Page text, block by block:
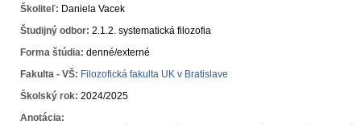
Školiteľ: Daniela Vacek
Študijný odbor: 2.1.2. systematická filozofia
Forma štúdia: denné/externé
Fakulta - VŠ: Filozofická fakulta UK v Bratislave
Školský rok: 2024/2025
Anotácia: